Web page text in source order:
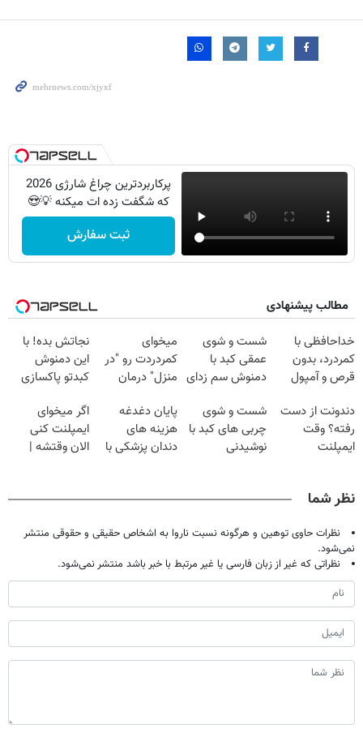
پرکاربردترین چراغ شارژی 2026
که شگفت زده ات میکنه 💡😍
ثبت سفارش
مطالب پیشنهادی
خداحافظی با
کمردرد، بدون
قرص و آمپول
شست و شوی
عمقی کبد با
دمنوش سم زدای
میخوای
کمردردت رو "در
منزل" درمان
◂پرسش‌نامه)
نجاتش بده! با
این دمنوش
کبدتو پاکسازی
مرجوعی
دندونت از دست
رفته؟ وقت
ایمپلنت
شست و شوی
چربی های کبد با
نوشیدنی
پایان دغدغه
هزینه های
دندان پزشکی با
اگر میخوای
ایمپلنت کنی
الان وقتشه |
نظر شما
نظرات حاوی توهین و هرگونه نسبت ناروا به اشخاص حقیقی و حقوقی منتشر
نمی‌شود.
نظراتی که غیر از زبان فارسی یا غیر مرتبط با خبر باشد منتشر نمی‌شود.